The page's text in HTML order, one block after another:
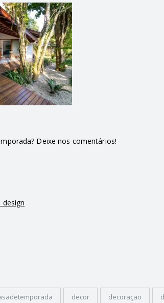
Deixe nos comentários!
decor decoração